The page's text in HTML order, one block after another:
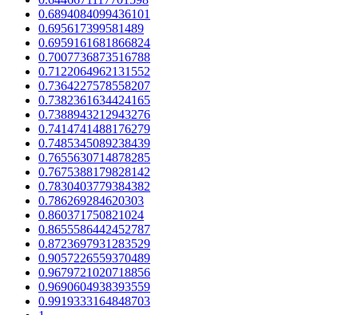
0.6894084099436101
0.695617399581489
0.6959161681866824
0.7007736873516788
0.7122064962131552
0.7364227578558207
0.7382361634424165
0.7388943212943276
0.7414741488176279
0.7485345089238439
0.7655630714878285
0.7675388179828142
0.7830403779384382
0.786269284620303
0.860371750821024
0.8655586442452787
0.8723697931283529
0.9057226559370489
0.9679721020718856
0.9690604938393559
0.9919333164848703